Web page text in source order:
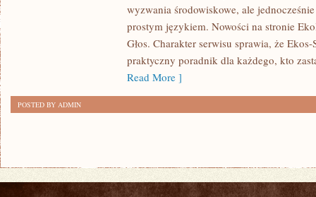
wyzwania środowiskowe, ale
prostym językiem. Nowości na stronie
Głos. Charakter serwisu sprawia, że
praktyczny poradnik dla każdego, kto
Read More ]
POSTED BY ADMIN